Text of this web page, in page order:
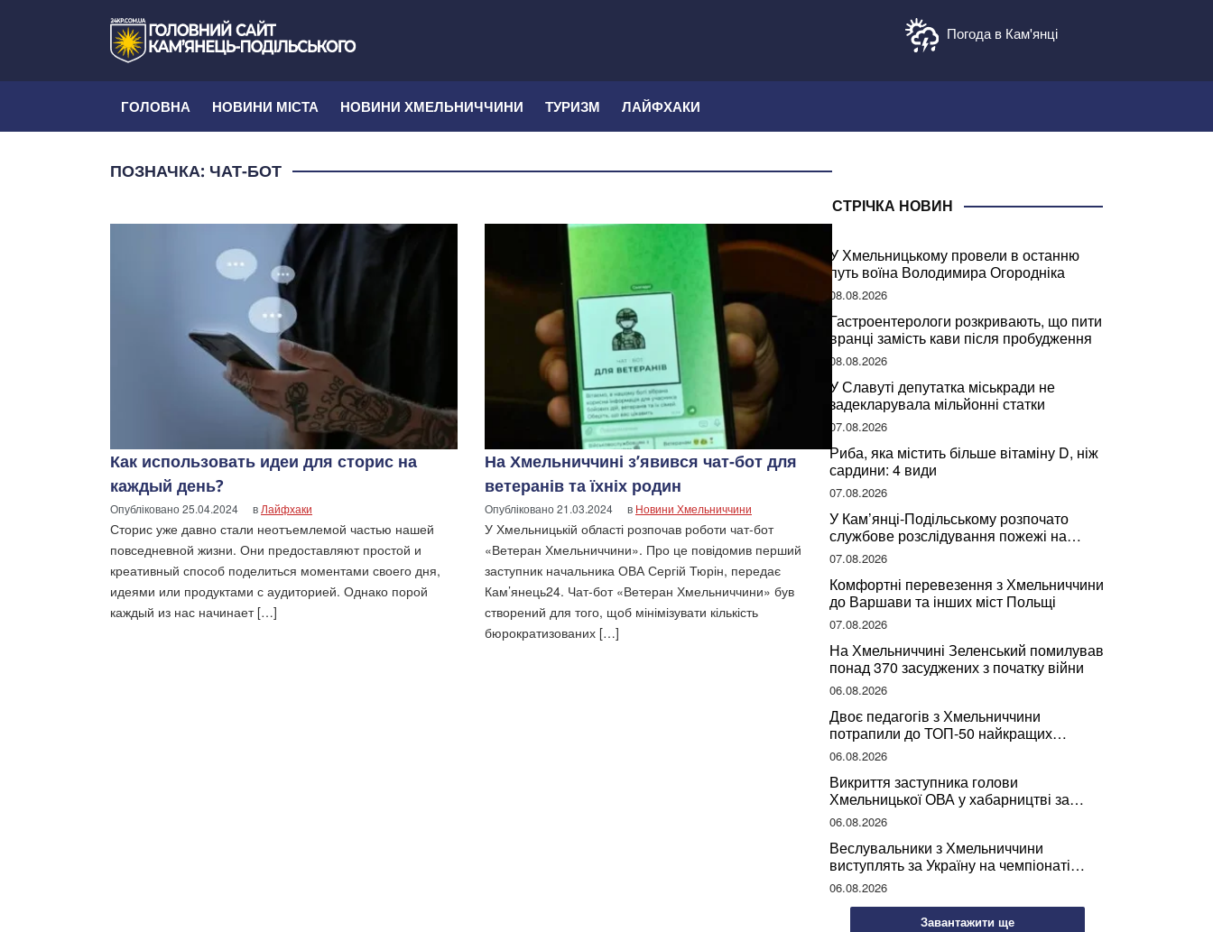
Погода в Кам'янці
ГОЛОВНА НОВИНИ МІСТА НОВИНИ ХМЕЛЬНИЧЧИНИ ТУРИЗМ ЛАЙФХАКИ
ПОЗНАЧКА: ЧАТ-БОТ
Как использовать идеи для сторис на
каждый день?
Опубліковано25.04.2024 в Лайфхаки
Сторис уже давно стали неотъемлемой частью нашей
повседневной жизни. Они предоставляют простой и
креативный способ поделиться моментами своего дня,
идеями или продуктами с аудиторией. Однако порой
каждый из нас начинает […]
На Хмельниччині з’явився чат-бот для
ветеранів та їхніх родин
Опубліковано21.03.2024 в Новини Хмельниччини
У Хмельницькій області розпочав роботи чат-бот
«Ветеран Хмельниччини». Про це повідомив перший
заступник начальника ОВА Сергій Тюрін, передає
Кам’янець24. Чат-бот «Ветеран Хмельниччини» був
створений для того, щоб мінімізувати кількість
бюрократизованих […]
СТРІЧКА НОВИН
У Хмельницькому провели в останню
путь воїна Володимира Огородніка
08.08.2026
Гастроентерологи розкривають, що пити
вранці замість кави після пробудження
08.08.2026
У Славуті депутатка міськради не
задекларувала мільйонні статки
07.08.2026
Риба, яка містить більше вітаміну D, ніж
сардини: 4 види
07.08.2026
У Кам’янці-Подільському розпочато
службове розслідування пожежі на
сміттєзвалищі
07.08.2026
Комфортні перевезення з Хмельниччини
до Варшави та інших міст Польщі
07.08.2026
На Хмельниччині Зеленський помилував
понад 370 засуджених з початку війни
06.08.2026
Двоє педагогів з Хмельниччини
потрапили до ТОП-50 найкращих
учителів України
06.08.2026
Викриття заступника голови
Хмельницької ОВА у хабарництві за
підписання контрактів на ремонт доріг
06.08.2026
Веслувальники з Хмельниччини
виступлять за Україну на чемпіонаті
світу
06.08.2026
Завантажити ще